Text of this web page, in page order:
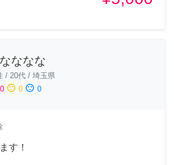
ななな
/ 20代 / 埼玉県
0 sentiment_neutral 0 sentiment_dissatisfied 0
す！